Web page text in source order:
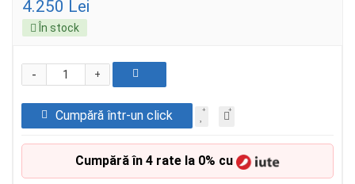
4.250 Lei
În stock
+
-
Cumpără într-un click
Cumpără în 4 rate la 0% cu